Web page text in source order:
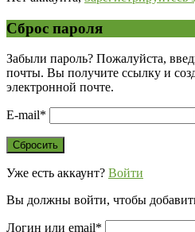
Сброс пароля
Забыли пароль? Пожалуйста,
почты. Вы получите ссылку и
электронной почте.
E-mail*
Уже есть аккаунт? Войти
Вы должны войти, чтобы
Логин или email*